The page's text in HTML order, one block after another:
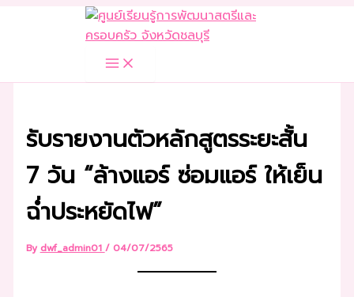
รับรายงานตัวหลักสูตรระยะสั้น
7 วัน “ล้างแอร์ ซ่อมแอร์ ให้เย็น
ฉ่ำประหยัดไฟ”
By dwf_admin01 / 04/07/2565